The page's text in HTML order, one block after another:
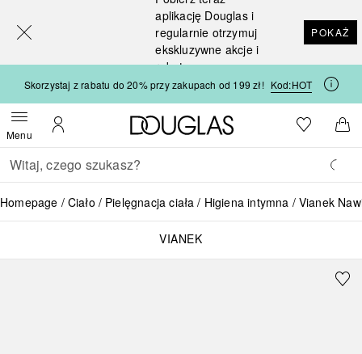
aplikację Douglas i
regularnie otrzymuj
ekskluzywne akcje i
rabaty
POKAŻ
Skorzystaj z rabatu do 20% przy zakupach od 199 zł! Kod:HOT
MenuOtwórz menuMoje konto
Strona główna Douglas
Do listyDo
Wracać
Wykonaj wyszukiwanie
Homepage Ciało Pielęgnacja ciała Higiena intymna Vianek
VIANEK
[navigation.slideout.screenreader]